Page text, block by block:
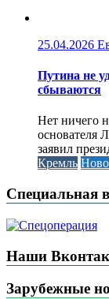
25.04.2026
Путина не
сбываются
Нет ничего
основателя
заявил
Кремль
Специальная
Наши
Зарубежные